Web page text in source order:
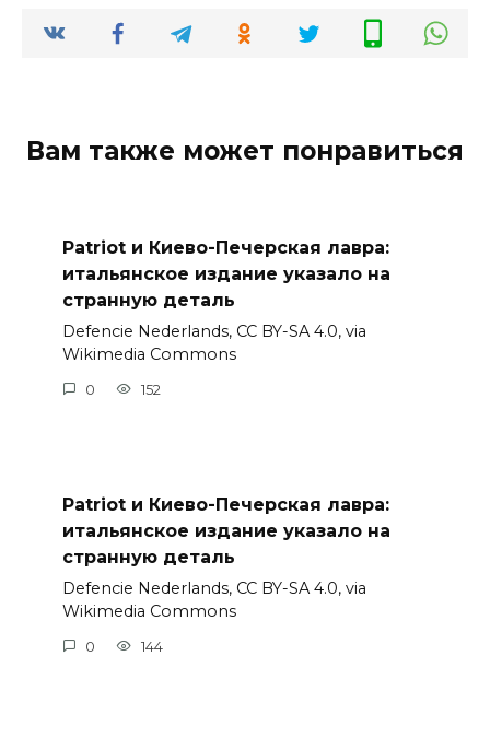
Вам также может понравиться
Patriot и Киево-Печерская лавра:
итальянское издание указало на
странную деталь
Defencie Nederlands, CC BY-SA 4.0, via
Wikimedia Commons
0 152
Patriot и Киево-Печерская лавра:
итальянское издание указало на
странную деталь
Defencie Nederlands, CC BY-SA 4.0, via
Wikimedia Commons
0 144